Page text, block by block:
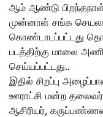
ஆம் ஆண்டு பிறந்தநாள்
முன்னாள் சங்க
கொண்டாடப்பட்டது
படத்திற்கு மாலை
செய்யப்பட்டது..
இதில் சிறப்பு
ஊராட்சி மன்ற தலைவர்
ஆசிரியர்,